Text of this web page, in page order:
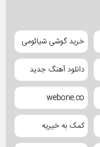
خرید گوشی شیائومی
دانلود آهنگ جدید
webone.co
کمک به خیریه